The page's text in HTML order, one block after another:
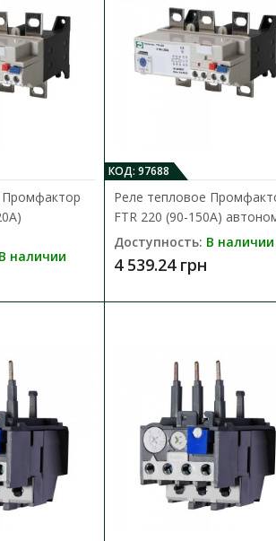
тепловых реле FTR 32B используется
RFTR которая крепится на D..
Промфактор FTR 220 (132-220A)
Промфактор FTR 220 (90-150A)
Промфактор
В наличии
КОД: 97688
Реле тепловое
FTR 220 (90-150A)
Доступность: В наличии
4 539.24 грн